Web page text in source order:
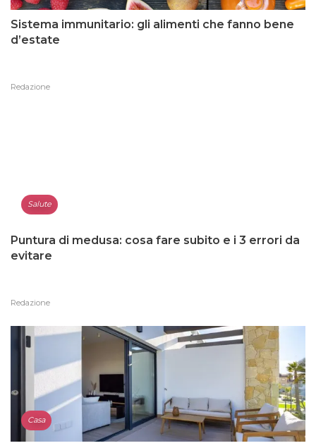
Sistema immunitario: gli alimenti che fanno bene
d’estate
Redazione
Salute
Puntura di medusa: cosa fare subito e i 3 errori da
evitare
Redazione
Casa